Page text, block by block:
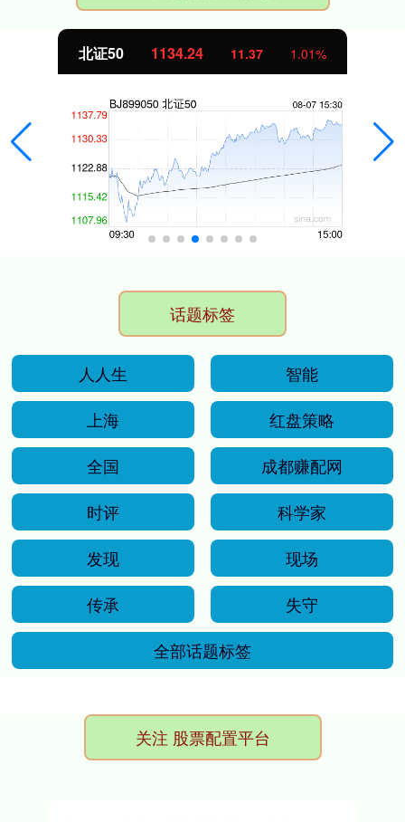
北证50 1134.24 11.37 1.01%
话题标签
人人生
智能
上海
红盘策略
全国
成都赚配网
时评
科学家
发现
现场
传承
失守
全部话题标签
关注 股票配置平台